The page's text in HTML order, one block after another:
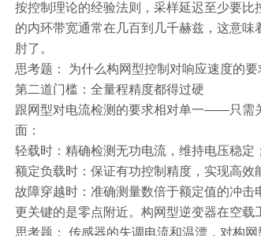
按控制理论的经验法则，采样延迟至少要
的内环带宽通常在几百到几千赫兹，这意
肘了。
思考题： 为什么构网型控制对响应速度的
第二道门槛：全量程精度都得过硬
跟网型对电流检测的要求相对单一——只需
面：
轻载时：精确检测无功电流，维持电压稳定；
额定负载时：保证有功控制精度，实现高效
故障穿越时：准确测量数倍于额定值的冲击
更关键的是零点附近。构网型逆变器在空载
思考题： 传感器的失调电流和温漂，对构